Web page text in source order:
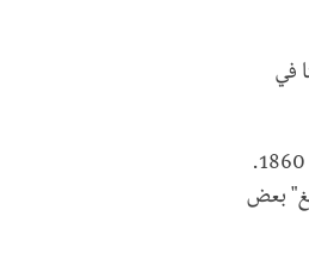
في
تزايدت أهمية الصين خلال حربي الأفيون الأولى والثانية من عام 1839 إلى 1842 ومن عام 1856 إلى عام 1860.
بعض